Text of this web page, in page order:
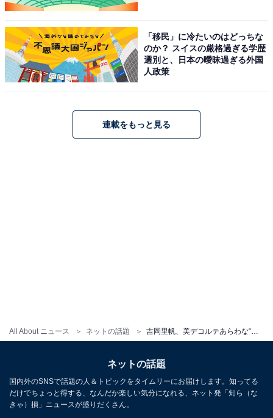
All About ニュース ネットの話題
「移民」に冷たいのはどっちな
のか？ スイスの厳格過ぎる学歴
選別と、日本の曖昧過ぎる外国
人政策
連載をもっと見る
ネットの話題
国内外のSNSで話題の人＆トピックをタイムリーにお届けします。知ってる
だけでちょっと得する、なんだか楽しい気分になれる、ネット発「知ら（な
きゃ）損」ニュースが盛りだくさん。